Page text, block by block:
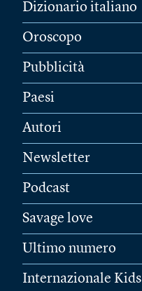
Dizionario italiano
Oroscopo
Pubblicità
Paesi
Autori
Newsletter
Podcast
Savage love
Ultimo numero
Internazionale Kids